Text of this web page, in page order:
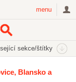
menu
sekce/štítky
Blansko a